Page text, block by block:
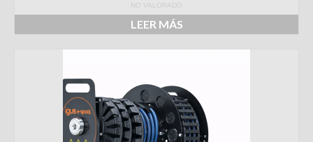
NO VALORADO
LEER MÁS